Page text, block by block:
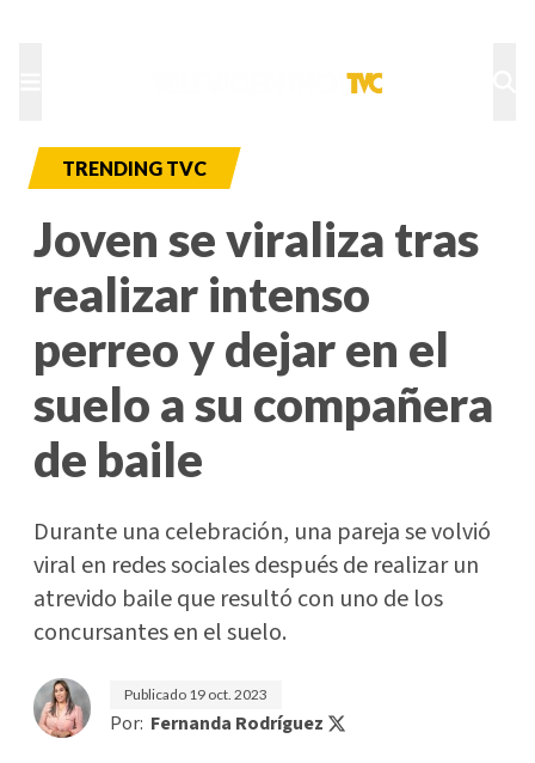
TRENDING TVC
Joven se viraliza tras
realizar intenso
perreo y dejar en el
suelo a su compañera
de baile
Durante una celebración, una pareja se volvió
viral en redes sociales después de realizar un
atrevido baile que resultó con uno de los
concursantes en el suelo.
Publicado 19 oct. 2023
Por: Fernanda Rodríguez